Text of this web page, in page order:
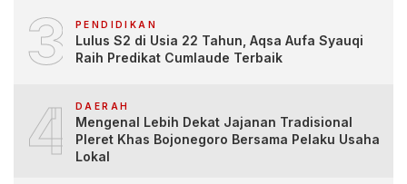
3 PENDIDIKAN
Lulus S2 di Usia 22 Tahun, Aqsa Aufa Syauqi
Raih Predikat Cumlaude Terbaik
4 DAERAH
Mengenal Lebih Dekat Jajanan Tradisional
Pleret Khas Bojonegoro Bersama Pelaku Usaha
Lokal